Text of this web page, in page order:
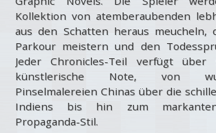
Kollektion von atemberaubenden
aus den Schatten heraus meucheln,
Parkour meistern und den
Jeder Chronicles-Teil verfügt über
künstlerische Note, von
Pinselmalereien Chinas über die
Indiens bis hin zum
Propaganda-Stil.